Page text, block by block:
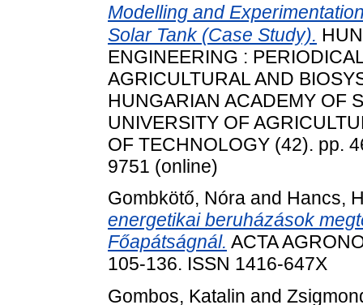
Modelling and
Solar Tank (Case Study).
ENGINEERING :
AGRICULTURAL AND
HUNGARIAN ACADEMY OF
UNIVERSITY OF
OF TECHNOLOGY (42). pp.
9751 (online)
Gombkötő, Nóra and Hancs,
energetikai beruházások
Főapátságnál. ACTA
105-136. ISSN 1416-647X
Gombos, Katalin and